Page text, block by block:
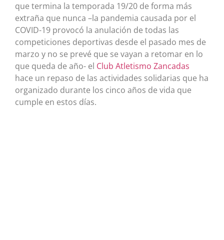
que termina la temporada 19/20 de forma más
extraña que nunca –la pandemia causada por el
COVID-19 provocó la anulación de todas las
competiciones deportivas desde el pasado mes de
marzo y no se prevé que se vayan a retomar en lo
que queda de año- el Club Atletismo Zancadas
hace un repaso de las actividades solidarias que ha
organizado durante los cinco años de vida que
cumple en estos días.